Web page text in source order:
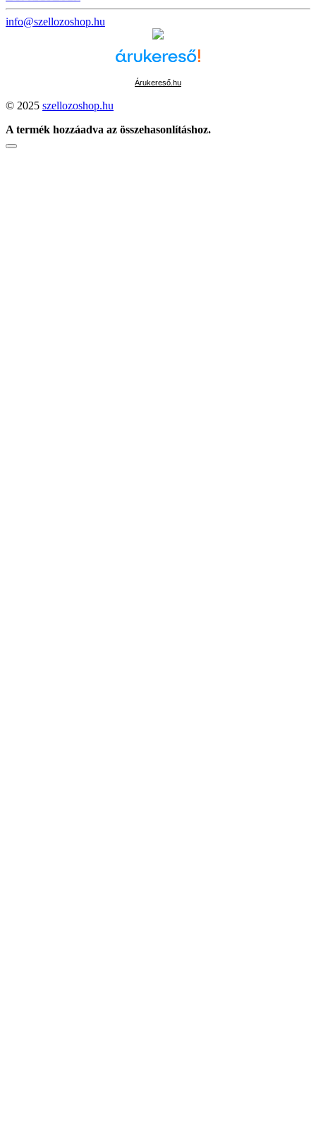
info@szellozoshop.hu
Árukereső.hu
© 2025 szellozoshop.hu
A termék hozzáadva az összehasonlításhoz.